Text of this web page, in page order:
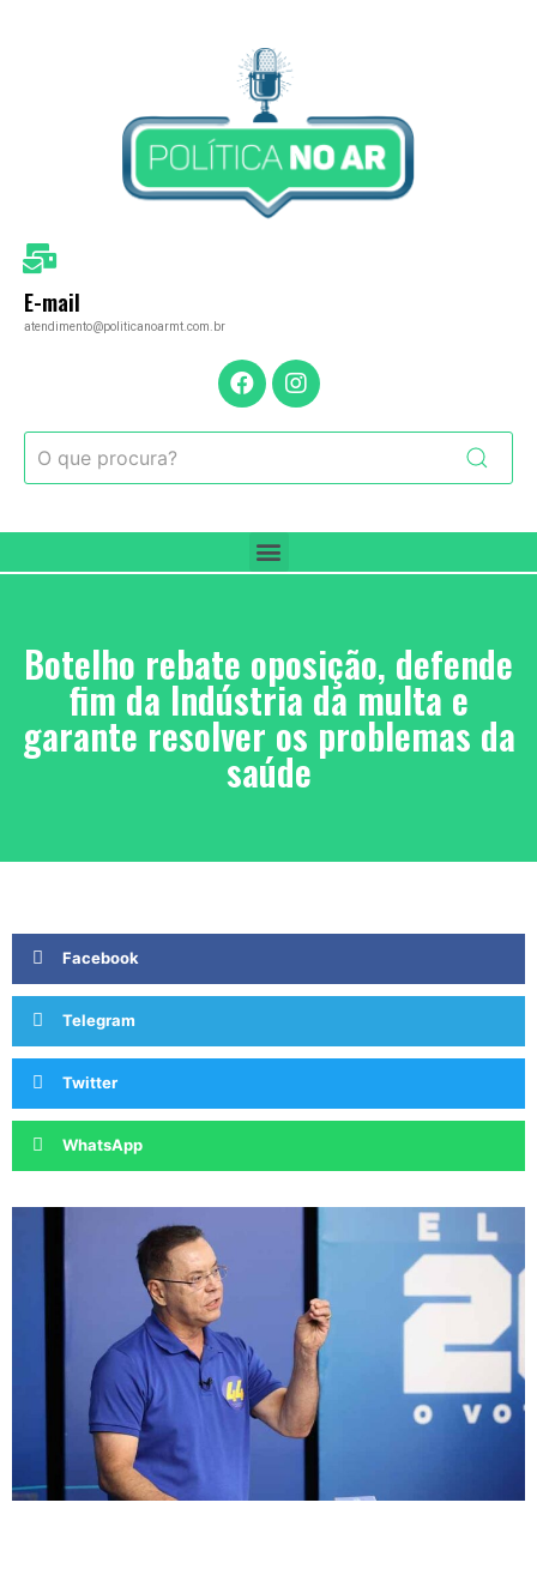
E-mail
atendimento@politicanoarmt.com.br
Botelho rebate oposição, defende
fim da Indústria da multa e
garante resolver os problemas da
saúde
Facebook
Telegram
Twitter
WhatsApp